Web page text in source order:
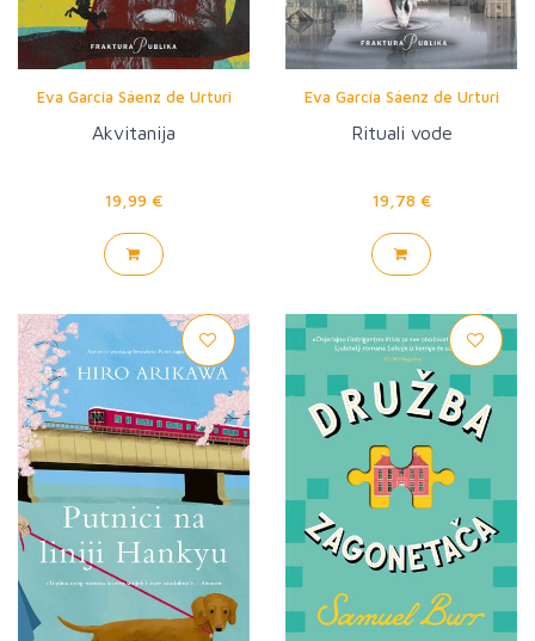
Eva García Sáenz de Urturi
Akvitanija
19,99 €
Eva García Sáenz de Urturi
Rituali vode
19,78 €